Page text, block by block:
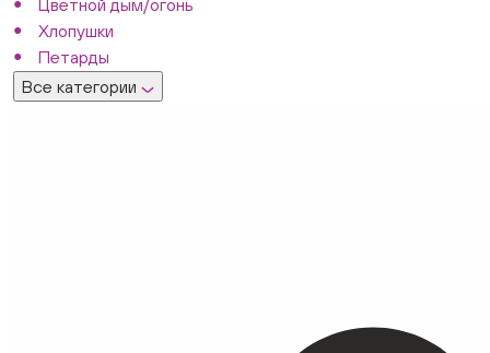
Цветной дым/огонь
Хлопушки
Петарды
Все категории